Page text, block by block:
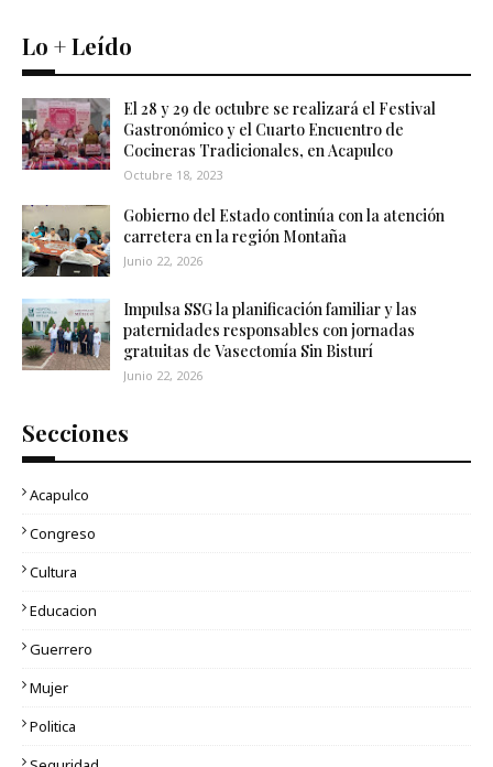
Lo + Leído
El 28 y 29 de octubre se realizará el Festival
Gastronómico y el Cuarto Encuentro de
Cocineras Tradicionales, en Acapulco
Octubre 18, 2023
Gobierno del Estado continúa con la atención
carretera en la región Montaña
Junio 22, 2026
Impulsa SSG la planificación familiar y las
paternidades responsables con jornadas
gratuitas de Vasectomía Sin Bisturí
Junio 22, 2026
Secciones
Acapulco
Congreso
Cultura
Educacion
Guerrero
Mujer
Politica